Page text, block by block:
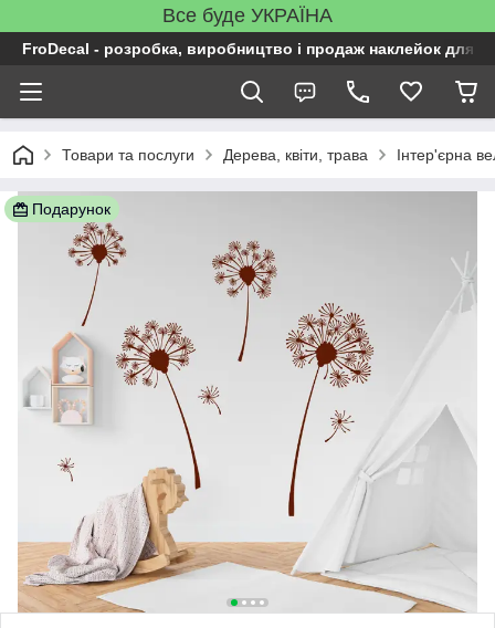
Все буде УКРАЇНА
FroDecal - розробка, виробництво і продаж наклейок для
Товари та послуги Дерева, квіти, трава Інтер'єрна
Подарунок